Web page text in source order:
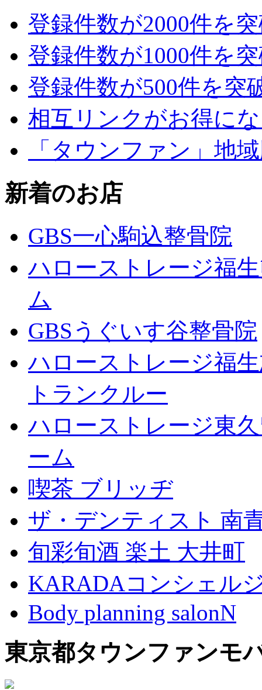
登録件数が2000件を
登録件数が1000件を
登録件数が500件を突
相互リンクがお得に
「タウンファン」地
新着のお店
GBS一心駒込整骨院
ハローストレージ福
ム
GBSうぐいす谷整骨院
ハローストレージ福
トランクルー
ハローストレージ東
ーム
喫茶 ブリッヂ
ザ・デンティスト 南
旬彩旬酒 楽土 大井町
KARADAコンシェル
Body planning salonN
東京都タウンファンモ